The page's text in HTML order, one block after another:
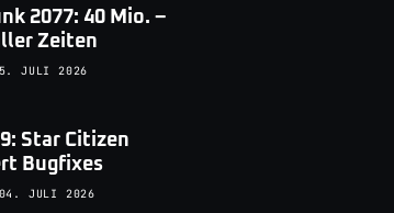
2077: 40 Mio. –
Zeiten
JULI 2026
Star Citizen
Bugfixes
04. JULI 2026